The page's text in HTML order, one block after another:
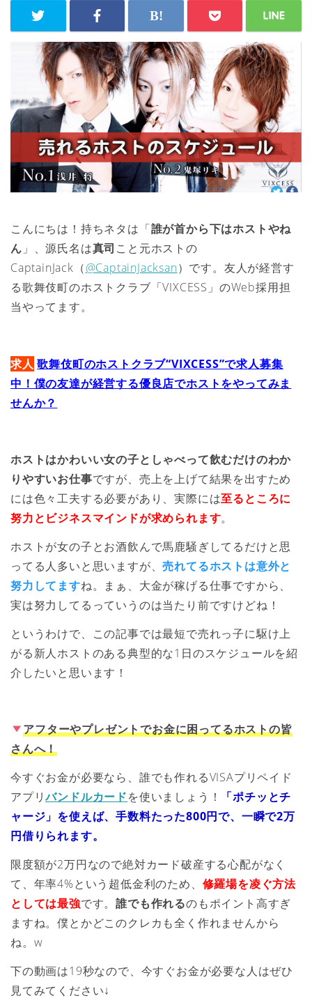
こんにちは！持ちネタは「誰が首から下はホストやね
ん 」、源氏名は真司 こと元ホストの
CaptainJack（@CaptainJacksan）です。友人が経営す
る歌舞伎町のホストクラブ「VIXCESS」のWeb採用担
当やってます。
求人 歌舞伎町のホストクラブ“VIXCESS”で求人募集
中！僕の友達が経営する優良店でホストをやってみま
せんか？
ホストはかわいい女の子としゃべって飲むだけのわか
りやすいお仕事ですが、売上を上げて結果を出すため
には色々工夫する必要があり、実際には至るところに
努力とビジネスマインドが求められます。
ホストが女の子とお酒飲んで馬鹿騒ぎしてるだけと思
ってる人多いと思いますが、売れてるホストは意外と
努力してますね。まぁ、大金が稼げる仕事ですから、
実は努力してるっていうのは当たり前ですけどね！
というわけで、この記事では最短で売れっ子に駆け上
がる新人ホストのある典型的な1日のスケジュールを紹
介したいと思います！
アフターやプレゼントでお金に困ってるホストの皆
さんへ！
今すぐお金が必要なら、誰でも作れるVISAプリペイド
アプリバンドルカードを使いましょう！
「ポチッとチ
ャージ」を使えば、手数料たった800円で、一瞬で2万
円借りられます。
限度額が2万円なので絶対カード破産する心配がなく
て、年率4%という超低金利のため、 修羅場を凌ぐ方法
としては最強です。誰でも作れるのもポイント高すぎ
ますね。僕とかどこのクレカも全く作れませんから
ね。w
下の動画は19秒なので、今すぐお金が必要な人はぜひ
見てみてください↓